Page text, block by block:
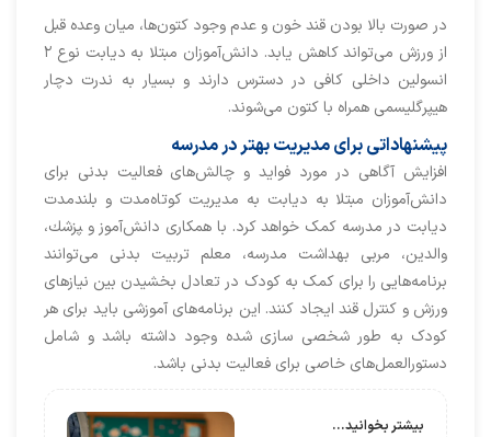
در صورت بالا بودن قند خون و عدم وجود کتون‌ها، میان‌ وعده قبل
از ورزش می‌تواند کاهش یابد. دانش‌آموزان مبتلا به دیابت نوع ۲
انسولین داخلی کافی در دسترس دارند و بسیار به ندرت دچار
هیپرگلیسمی همراه با کتون می‌شوند.
پیشنهاداتی برای مدیریت بهتر در مدرسه
افزایش آگاهی در مورد فواید و چالش‌های فعالیت بدنی برای
دانش‌آموزان مبتلا به دیابت به مدیریت کوتاه‌مدت و بلندمدت
دیابت در مدرسه کمک خواهد کرد. با همکاری دانش‌آموز و ‍پزشك،
والدین، مربی بهداشت مدرسه، معلم تربیت بدنی می‌توانند
برنامه‌هایی را برای کمک به کودک در تعادل بخشیدن بین نیازهای
ورزش و کنترل قند ایجاد کنند. اين برنامه‌های آموزشی باید برای هر
کودک به طور شخصی سازی شده وجود داشته باشد و شامل
دستورالعمل‌های خاصی برای فعالیت بدنی باشد.
بیشتر بخوانید...